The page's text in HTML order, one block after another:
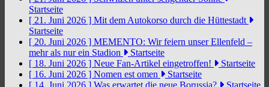
Startseite
[ 21. Juni 2026 ] Mit dem Autokorso durch die Hüttestadt
Startseite
[ 20. Juni 2026 ] MEMENTO: Wir feiern unser Ellenfeld –
mehr als nur ein Stadion
Startseite
[ 18. Juni 2026 ] Neue Fan-Artikel eingetroffen!
Startseite
[ 16. Juni 2026 ] Nomen est omen
Startseite
[ 14. Juni 2026 ] Was erwartet die neue Borussia?
Startseite